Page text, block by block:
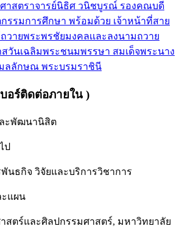
าสตราจารย์นิธิศ วนิชบูรณ์ รองคณบดี
รรมการศึกษา พร้อมด้วย เจ้าหน้าที่สาย
วายพระพรชัยมงคลเเละลงนามถวาย
สวันเฉลิมพระชนมพรรษา สมเด็จพระนาง
ลลักษณ พระบรมราชินี
อร์ติดต่อภายใน )
ละพัฒนานิสิต
ป
นธกิจ วิจัยและบริการวิชาการ
ะแผน
สตร์และศิลปกรรมศาสตร์, มหาวิทยาลัย